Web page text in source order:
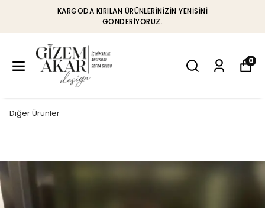
KARGODA KIRILAN ÜRÜNLERINIZIN YENISINI
GÖNDERIYORUZ.
0
Diğer Ürünler